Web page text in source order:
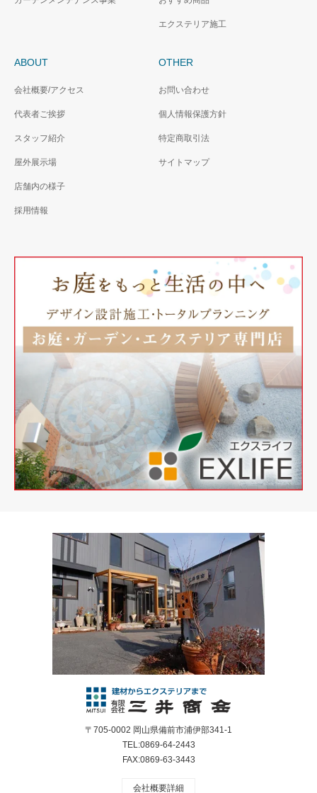
エクステリア施工
ABOUT
会社概要/アクセス
代表者ご挨拶
スタッフ紹介
屋外展示場
店舗内の様子
採用情報
OTHER
お問い合わせ
個人情報保護方針
特定商取引法
サイトマップ
〒705-0002 岡山県備前市浦伊部341-1
TEL:0869-64-2443
FAX:0869-63-3443
会社概要詳細